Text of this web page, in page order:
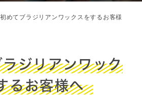
初めてブラジリアンワックスをするお客様
ジリアンワック
るお客様へ